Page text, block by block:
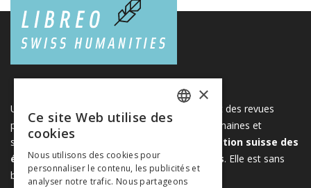
Une plateforme unique regroupant des livres et des revues
publiés par les éditeurs suisses de sciences humaines et
sociales. Libreo.ch est la propriété de l'
Association suisse des
éditeurs de sciences sociales et humaines. Elle est sans
but lucratif.www.editeurssuisses.ch ITALIAN
×
Ce site Web utilise des
cookies
Nous utilisons des cookies pour
personnaliser le contenu, les publicités et
analyser notre trafic. Nous partageons